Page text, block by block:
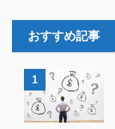
おすすめ記事
1